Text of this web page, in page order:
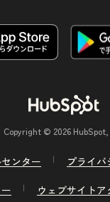
Copyright © 2026 HubSpot,
ンター
プライ
ウェブサイト